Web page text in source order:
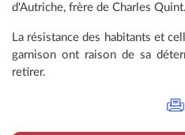
d'Autriche, frère de Charles Quint.
La résistance des habitants et
garnison ont raison de sa
retirer.